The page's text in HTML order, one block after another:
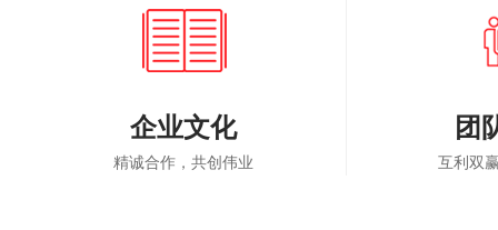
企业文化
精诚合作，共创伟业
团
互利双